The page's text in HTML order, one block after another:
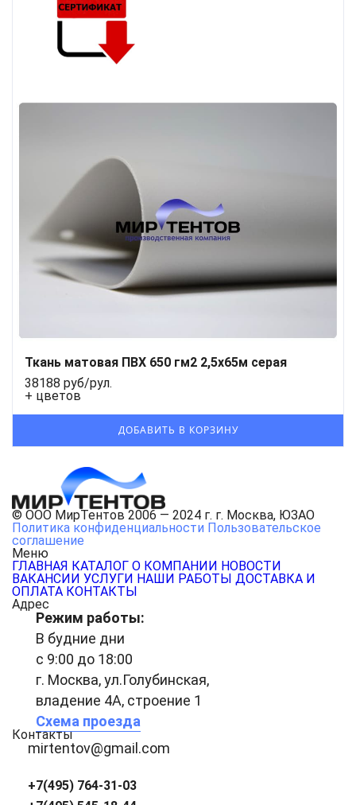
Ткань матовая ПВХ 650 гм2 2,5x65м серая
38188 руб/рул.
+ цветов
© ООО МирТентов 2006 — 2024 г. г. Москва, ЮЗАО
Политика конфиденциальности Пользовательское
соглашение
Меню
ГЛАВНАЯ КАТАЛОГ О КОМПАНИИ НОВОСТИ
ВАКАНСИИ УСЛУГИ НАШИ РАБОТЫ ДОСТАВКА И
ОПЛАТА КОНТАКТЫ
Адрес
Режим работы:
В будние дни
с 9:00 до 18:00
г. Москва, ул.Голубинская,
владение 4А, строение 1
Схема проезда
Контакты
mirtentov@gmail.com
+7(495) 764-31-03